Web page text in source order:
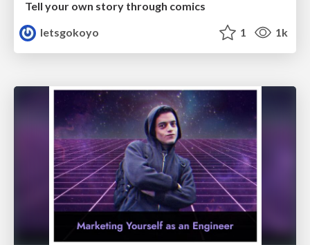
Tell your own story through comics
letsgokoyo
1 1k